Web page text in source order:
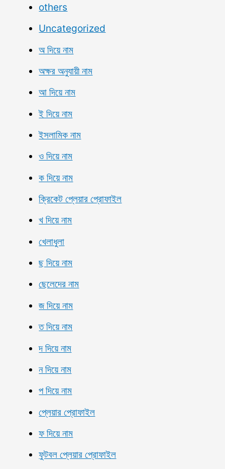
others
Uncategorized
অ দিয়ে নাম
অক্ষর অনুযায়ী নাম
আ দিয়ে নাম
ই দিয়ে নাম
ইসলামিক নাম
ও দিয়ে নাম
ক দিয়ে নাম
ক্রিকেট প্লেয়ার প্রোফাইল
খ দিয়ে নাম
খেলাধুলা
ছ দিয়ে নাম
ছেলেদের নাম
জ দিয়ে নাম
ত দিয়ে নাম
দ দিয়ে নাম
ন দিয়ে নাম
প দিয়ে নাম
প্লেয়ার প্রোফাইল
ফ দিয়ে নাম
ফুটবল প্লেয়ার প্রোফাইল